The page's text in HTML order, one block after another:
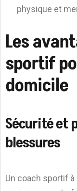
physique et
Les
sportif
domicile
Sécurité et
blessures
Un coach sportif